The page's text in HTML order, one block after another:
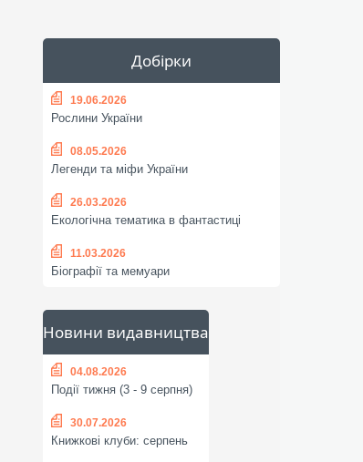
Добірки
19.06.2026
Рослини України
08.05.2026
Легенди та міфи України
26.03.2026
Екологічна тематика в фантастиці
11.03.2026
Біографії та мемуари
Новини видавництва
04.08.2026
Події тижня (3 - 9 серпня)
30.07.2026
Книжкові клуби: серпень